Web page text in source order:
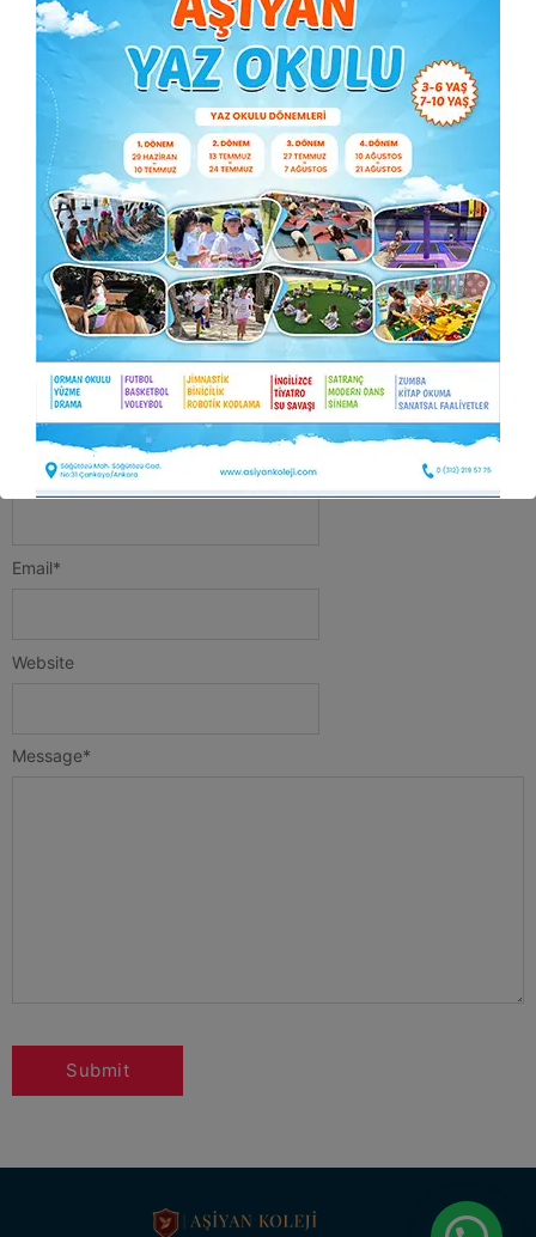
2011/2012
24 Haziran 2024
Okulumuzda yapmış olduğumuz 7 Bölge 7 Renk etkinliğimiz
Habertürk Gazetesinde yer aldı.
Önceki yazı Sonraki yazı
Leave a Reply
Message*
Name*
Email*
Website